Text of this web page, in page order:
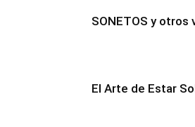
SONETOS y otros
El Arte de Estar